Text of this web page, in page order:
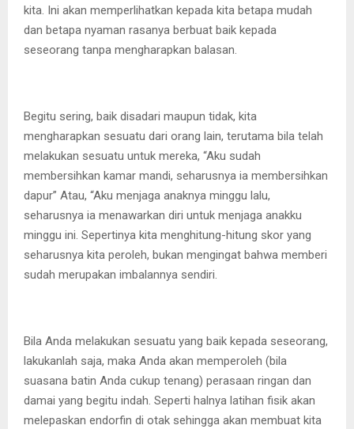
kita. Ini akan memperlihatkan kepada kita betapa mudah
dan betapa nyaman rasanya berbuat baik kepada
seseorang tanpa mengharapkan balasan.
Begitu sering, baik disadari maupun tidak, kita
mengharapkan sesuatu dari orang lain, terutama bila telah
melakukan sesuatu untuk mereka, “Aku sudah
membersihkan kamar mandi, seharusnya ia membersihkan
dapur” Atau, “Aku menjaga anaknya minggu lalu,
seharusnya ia menawarkan diri untuk menjaga anakku
minggu ini. Sepertinya kita menghitung-hitung skor yang
seharusnya kita peroleh, bukan mengingat bahwa memberi
sudah merupakan imbalannya sendiri.
Bila Anda melakukan sesuatu yang baik kepada seseorang,
lakukanlah saja, maka Anda akan memperoleh (bila
suasana batin Anda cukup tenang) perasaan ringan dan
damai yang begitu indah. Seperti halnya latihan fisik akan
melepaskan endorfin di otak sehingga akan membuat kita